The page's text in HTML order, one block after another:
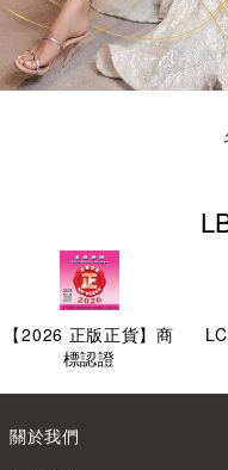
【2026 正版正貨】商
標認證
關於我們